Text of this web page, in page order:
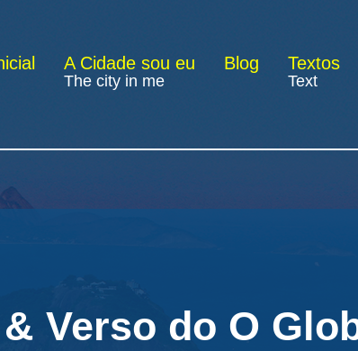
A Cidade sou eu
The city in me
Blog Textos
Text
Verso do O